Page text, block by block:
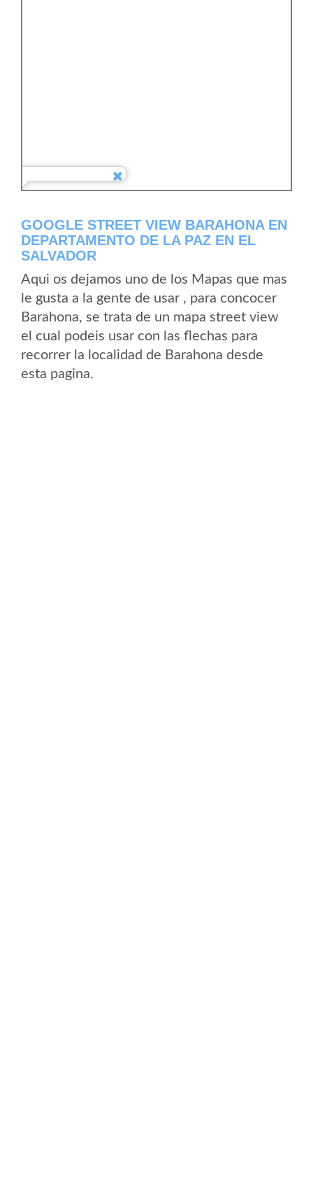
GOOGLE STREET VIEW BARAHONA EN
DEPARTAMENTO DE LA PAZ EN EL
SALVADOR
Aqui os dejamos uno de los Mapas que mas
le gusta a la gente de usar , para concocer
Barahona, se trata de un mapa street view
el cual podeis usar con las flechas para
recorrer la localidad de Barahona desde
esta pagina.